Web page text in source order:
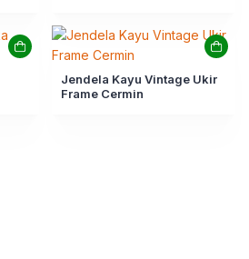
Jendela Kayu Vintage Ukir
Frame Cermin